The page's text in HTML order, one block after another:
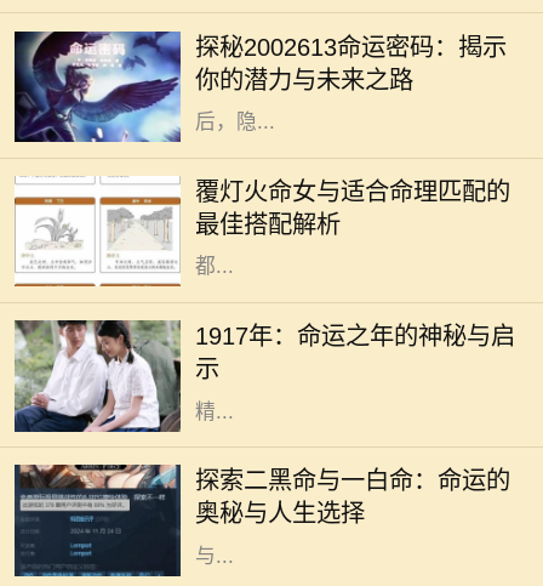
探秘2002613命运密码：揭示
你的潜力与未来之路
着深厚的文化象征与个人命运的微妙
联系。今天我们将要探讨的数字是
2002613，这个单一的数字组合背
后，隐...
覆灯火命女与适合命理匹配的
最佳搭配解析
在中国传统命理学中，命理之间的配
合常常决定了一个人的运势与生活发
展。而覆灯火命女作为独特的命理类
型，其性格特征、人生观念和价值观
都...
1917年：命运之年的神秘与启
示
1917年，这一年在历史的长河中显得
格外引人注目。在这一年中，发生了
许多影响深远的事件，尽管我们在这
里并不讨论政治，而是从个人命运和
精...
探索二黑命与一白命：命运的
奥秘与人生选择
在命理学中，每个人的命运都被认为
与其出生时的八字密切相关。而在这
些八字中，尤其是二黑命和一白命这
两种命理类型，常常引起人们的关注
与...